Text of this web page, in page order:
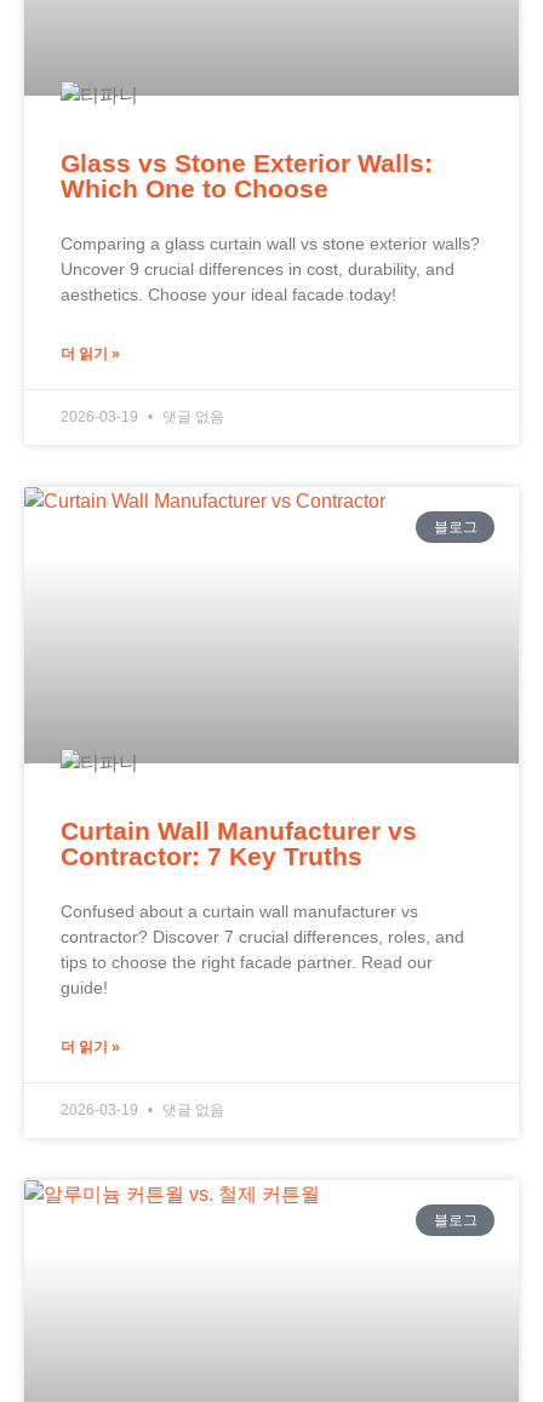
Glass vs Stone Exterior Walls:
Which One to Choose
Comparing a glass curtain wall vs stone exterior walls?
Uncover 9 crucial differences in cost, durability, and
aesthetics. Choose your ideal facade today!
더 읽기 »
2026-03-19 댓글 없음
블로그
Curtain Wall Manufacturer vs
Contractor: 7 Key Truths
Confused about a curtain wall manufacturer vs
contractor? Discover 7 crucial differences, roles, and
tips to choose the right facade partner. Read our
guide!
더 읽기 »
2026-03-19 댓글 없음
블로그